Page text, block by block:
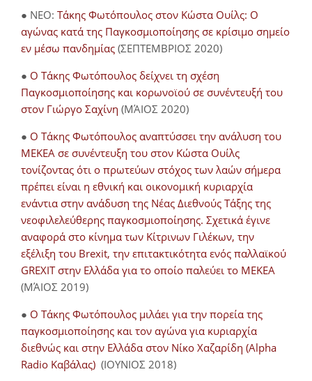
● NEO: Τάκης Φωτόπουλος στον Κώστα Ουίλς: Ο
αγώνας κατά της Παγκοσμιοποίησης σε κρίσιμο σημείο
εν μέσω πανδημίας (ΣΕΠΤΕΜΒΡΙΟΣ 2020)
● Ο Τάκης Φωτόπουλος δείχνει τη σχέση
Παγκοσμιοποίησης και κορωνοϊού σε συνέντευξή του
στον Γιώργο Σαχίνη (ΜΆΙΟΣ 2020)
● O Τάκης Φωτόπουλος αναπτύσσει την ανάλυση του
ΜΕΚΕΑ σε συνέντευξη του στον Κώστα Ουίλς
τονίζοντας ότι ο πρωτεύων στόχος των λαών σήμερα
πρέπει είναι η εθνική και οικονομική κυριαρχία
ενάντια στην ανάδυση της Νέας Διεθνούς Τάξης της
νεοφιλελεύθερης παγκοσμιοποίησης. Σχετικά έγινε
αναφορά στο κίνημα των Κίτρινων Γιλέκων, την
εξέλιξη του Brexit, την επιτακτικότητα ενός παλλαϊκού
GREXIT στην Ελλάδα για το οποίο παλεύει το ΜΕΚΕΑ
(ΜΆΙΟΣ 2019)
● Ο Τάκης Φωτόπουλος μιλάει για την πορεία της
παγκοσμιοποίησης και τον αγώνα για κυριαρχία
διεθνώς και στην Ελλάδα στον Νίκο Χαζαρίδη (Alpha
Radio Καβάλας) (ΙΟΥΝΙΟΣ 2018)